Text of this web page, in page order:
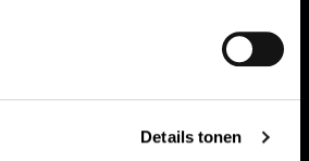
Details tonen